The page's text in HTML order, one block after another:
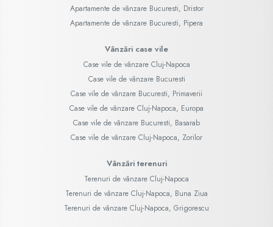
Apartamente de vânzare Bucuresti, Dristor
Apartamente de vânzare Bucuresti, Pipera
Vânzări case vile
Case vile de vânzare Cluj-Napoca
Case vile de vânzare Bucuresti
Case vile de vânzare Bucuresti, Primaverii
Case vile de vânzare Cluj-Napoca, Europa
Case vile de vânzare Bucuresti, Basarab
Case vile de vânzare Cluj-Napoca, Zorilor
Vânzări terenuri
Terenuri de vânzare Cluj-Napoca
Terenuri de vânzare Cluj-Napoca, Buna Ziua
Terenuri de vânzare Cluj-Napoca, Grigorescu